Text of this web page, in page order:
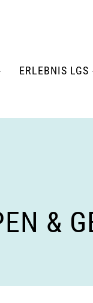
ERLEBNIS LGS
&